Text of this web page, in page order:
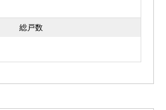
総戸数